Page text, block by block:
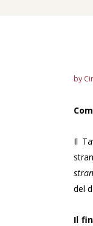
by
Il
del
Il